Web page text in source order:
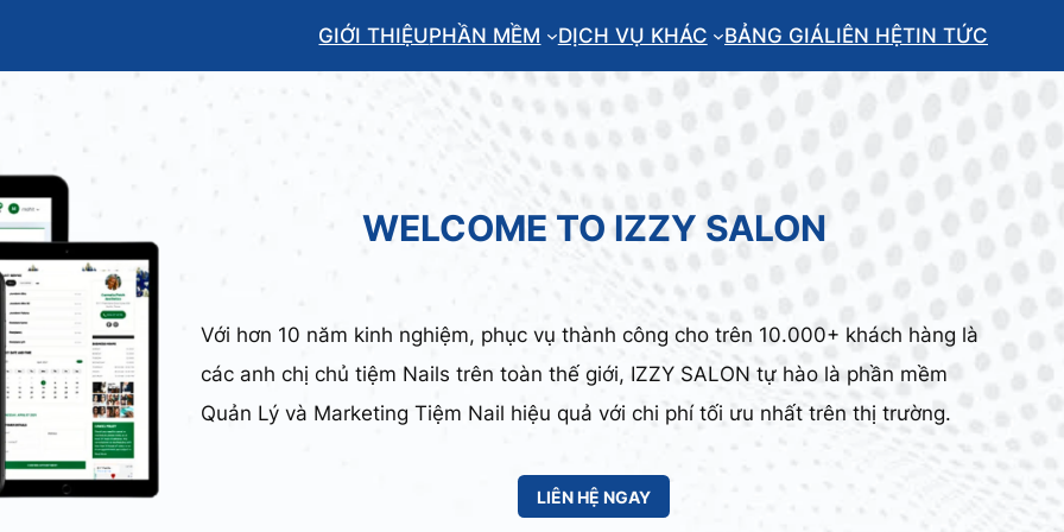
GIỚI THIỆUPHẦN MỀM DỊCH VỤ KHÁC BẢNG GIÁLIÊN HỆTIN TỨC
WELCOME TO IZZY SALON
Với hơn 10 năm kinh nghiệm, phục vụ thành công cho trên 10.000+ khách hàng là
các anh chị chủ tiệm Nails trên toàn thế giới, IZZY SALON tự hào là phần mềm
Quản Lý và Marketing Tiệm Nail hiệu quả với chi phí tối ưu nhất trên thị trường.
LIÊN HỆ NGAY